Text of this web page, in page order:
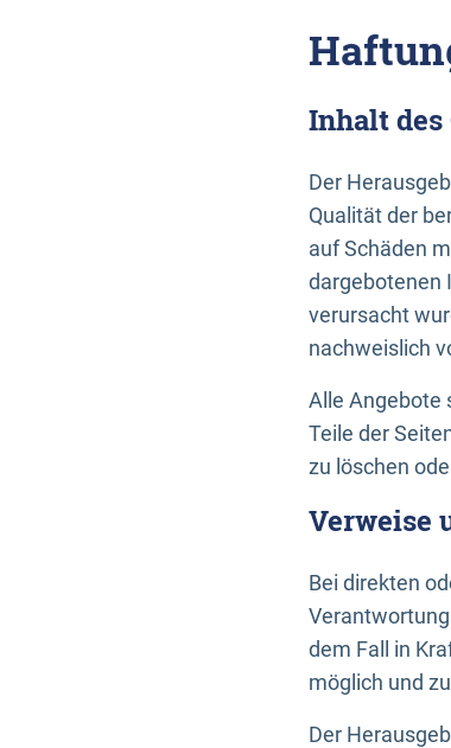
Inhalt des
Der
Qualität der
auf Schäden
dargebotenen
verursacht
nachweislich
Alle Angebote
Teile der
zu löschen
Verweise
Bei direkten
dem Fall in
möglich und
Der